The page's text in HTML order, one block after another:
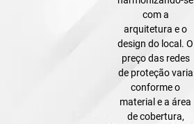
com a
arquitetura e o
design do local. O
preço das redes
de proteção varia
conforme o
material e a área
de cobertura,